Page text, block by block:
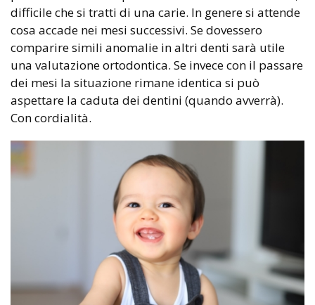
difficile che si tratti di una carie. In genere si attende
cosa accade nei mesi successivi. Se dovessero
comparire simili anomalie in altri denti sarà utile
una valutazione ortodontica. Se invece con il passare
dei mesi la situazione rimane identica si può
aspettare la caduta dei dentini (quando avverrà).
Con cordialità.